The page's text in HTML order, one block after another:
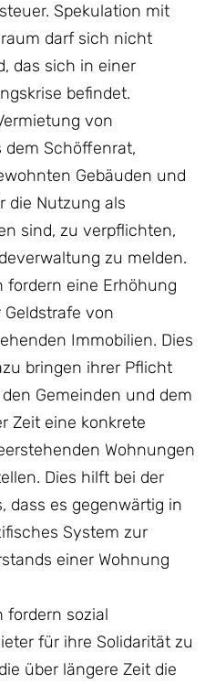
Spekulation mit
darf sich nicht
das sich in einer
befindet.
von
dem Schöffenrat,
Gebäuden und
die Nutzung als
sind, zu verpflichten,
zu melden.
fordern eine Erhöhung
von
Immobilien. Dies
bringen ihrer Pflicht
Gemeinden und dem
Zeit eine konkrete
Wohnungen
Dies hilft bei der
dass es gegenwärtig in
System zur
einer Wohnung
fordern sozial
für ihre Solidarität zu
über längere Zeit die